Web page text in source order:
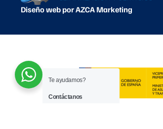
Diseño web por AZCA Marketing
Te ayudamos?
Contáctanos